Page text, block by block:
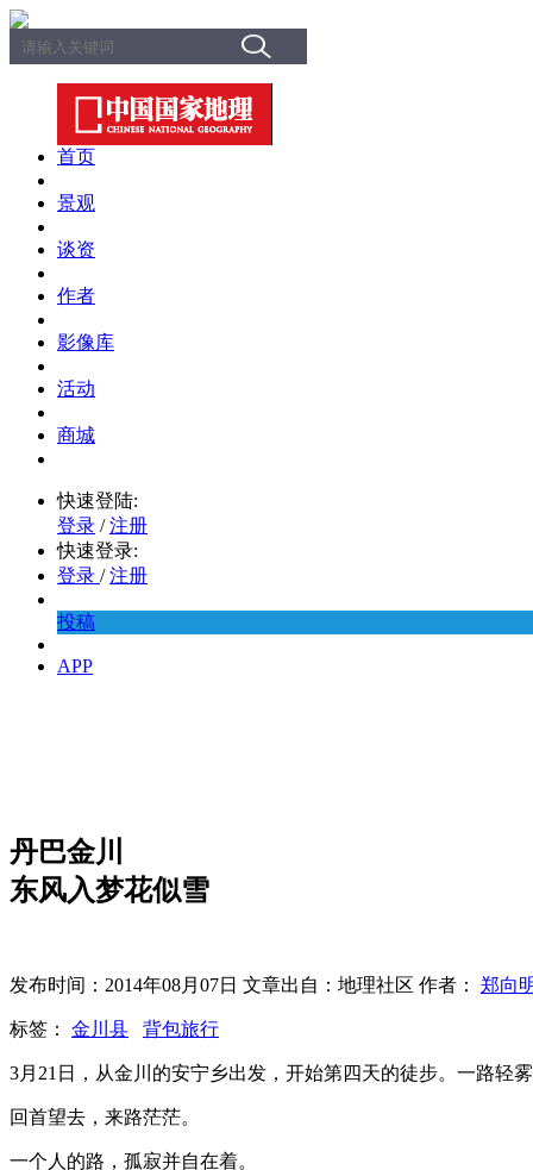
首页
景观
谈资
作者
影像库
活动
商城
快速登陆:
登录 / 注册
快速登录:
登录 / 注册
投稿
APP
丹巴金川
东风入梦花似雪
发布时间：2014年08月07日 文章出自：地理社区 作者： 郑向
标签： 金川县 背包旅行
3月 21 日，从金川的安宁乡出发，开始第四天的徒步。一路轻
回首望去，来路茫茫。
一个人的路，孤寂并自在着。